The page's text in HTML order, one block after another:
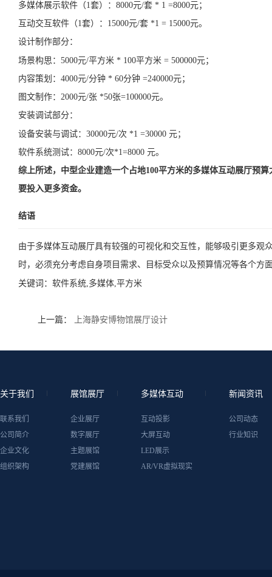
多媒体展示软件（1套）：8000元/套 * 1 =8000元；
互动交互软件（1套）：15000元/套 *1 = 15000元。
设计制作部分：
场景构思：5000元/平方米 * 100平方米 = 500000元；
内容策划：4000元/分钟 * 60分钟 =240000元；
图文制作：2000元/张 *50张=100000元。
安装调试部分：
设备安装与调试：30000元/次 *1 =30000 元；
软件系统测试：8000元/次*1=8000 元。
综上所述，中型企业建造一个占地100平方米的多媒体互动展厅预
要投入更多资金。
结语
由于多媒体互动展厅具有较强的可视化和交互性，能够吸引更多
时，必须充分考虑自身项目需求、目标受众以及预算情况等各个方
关键词： 软件系统,多媒体,平方米
上一篇： 上海静安博物馆展厅设计
关于我们
联系我们
公司简介
企业文化
组织架构
展馆展厅
企业展厅
数字展厅
主题展馆
党建展馆
多媒体互动
互动投影
大屏互动
LED展示
AR/VR虚拟现实
新闻资讯
公司动态
行业知识